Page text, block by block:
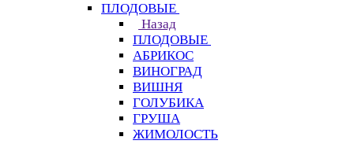
ПЛОДОВЫЕ
Назад
ПЛОДОВЫЕ
АБРИКОС
ВИНОГРАД
ВИШНЯ
ГОЛУБИКА
ГРУША
ЖИМОЛОСТЬ